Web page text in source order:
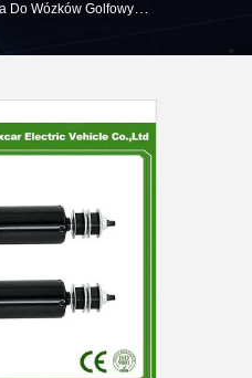
Do Wózków Golfowych